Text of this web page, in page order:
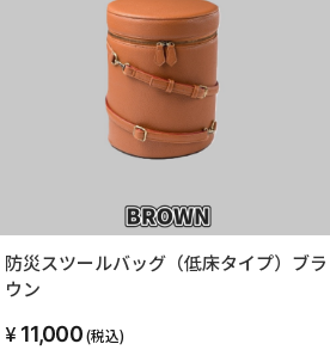
防災スツールバッグ（低床タイプ）ブラ
ウン
11,000(税込)